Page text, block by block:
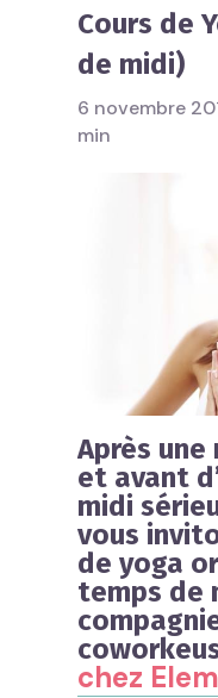
Cours de
de midi)
6 novembre
min
Après
et avant
midi
vous
de yoga
temps de
chez